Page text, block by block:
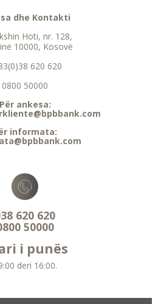
dhe Kontakti
Hoti, nr. 128,
10000, Kosovë
620 620
0800 50000
Për ankesa:
informata:
620 620
50000
i punës
deri 16:00.